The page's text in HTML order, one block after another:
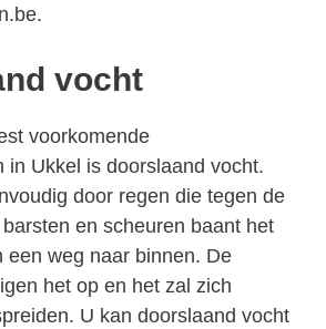
vocht
voorkomende
in Ukkel is doorslaand vocht.
door regen die tegen de
en scheuren baant het
een weg naar binnen. De
het op en het zal zich
U kan doorslaand vocht